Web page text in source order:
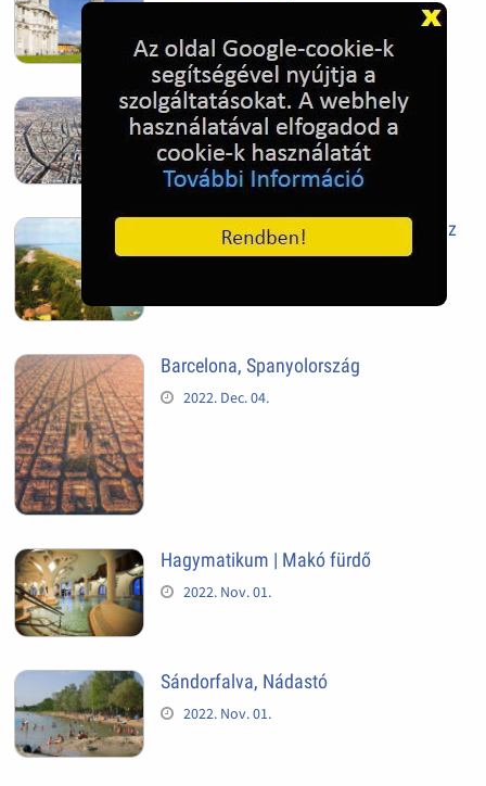
Szeged
2025. Oct. 28.
Siófok, mielőtt beépült az Aranypart az
1970-es évek elején
Barcelona, Spanyolország
2022. Dec. 04.
Hagymatikum | Makó fürdő
2022. Nov. 01.
Sándorfalva, Nádastó
2022. Nov. 01.